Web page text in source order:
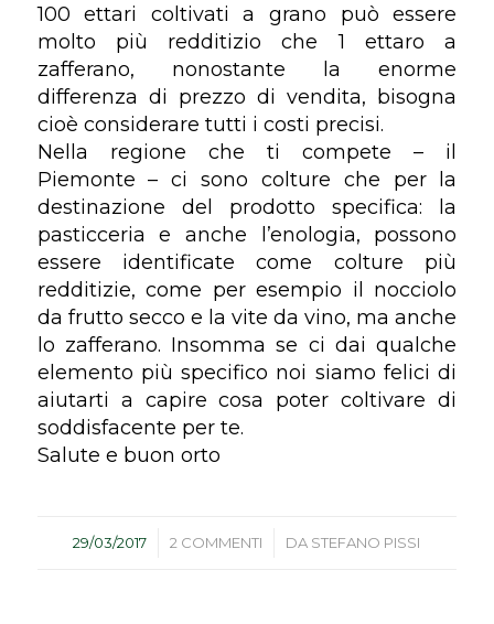
100 ettari coltivati a grano può essere
molto più redditizio che 1 ettaro a
zafferano, nonostante la enorme
differenza di prezzo di vendita, bisogna
cioè considerare tutti i costi precisi.
Nella regione che ti compete – il
Piemonte – ci sono colture che per la
destinazione del prodotto specifica: la
pasticceria e anche l’enologia, possono
essere identificate come colture più
redditizie, come per esempio il nocciolo
da frutto secco e la vite da vino, ma anche
lo zafferano. Insomma se ci dai qualche
elemento più specifico noi siamo felici di
aiutarti a capire cosa poter coltivare di
soddisfacente per te.
Salute e buon orto
29/03/2017
/ 2 COMMENTI
/ DA STEFANO PISSI